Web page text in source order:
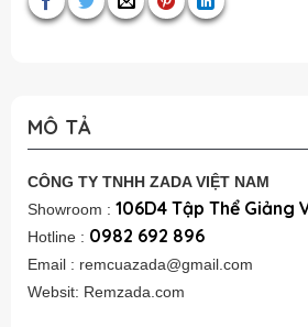
MÔ TẢ
CÔNG TY TNHH ZADA VIỆT NAM
Showroom : 106D4 Tập Thể Giảng
Hotline : 0982 692 896
Email : remcuazada@gmail.com
Websit: Remzada.com